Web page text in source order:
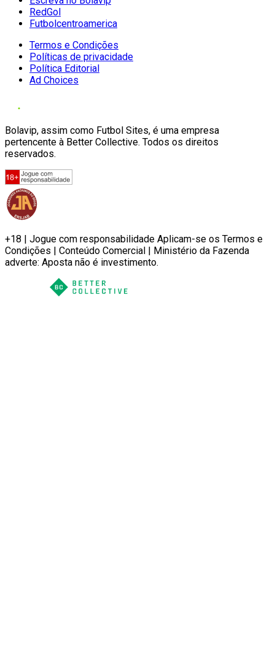
RedGol
Futbolcentroamerica
Termos e Condições
Políticas de privacidade
Política Editorial
Ad Choices
Bolavip, assim como Futbol Sites, é uma empresa
pertencente à Better Collective. Todos os direitos
reservados.
+18 | Jogue com responsabilidade Aplicam-se os Termos e
Condições | Conteúdo Comercial | Ministério da Fazenda
adverte: Aposta não é investimento.